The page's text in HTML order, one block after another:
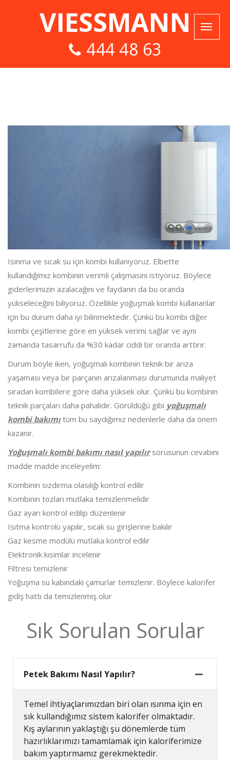
VIESSMANN
444 48 63
Isınma ve sıcak su için kombi kullanıyoruz. Elbette
kullandığımız kombinin verimli çalışmasını istiyoruz. Böylece
giderlerimizin azalacağını ve faydanın da bu oranda
yükseleceğini biliyoruz. Özellikle yoğuşmalı kombi kullananlar
için bu durum daha iyi bilinmektedir. Çünkü bu kombi diğer
kombi çeşitlerine göre en yüksek verimi sağlar ve aynı
zamanda tasarrufu da %30 kadar ciddi bir oranda arttırır.
Durum böyle iken, yoğuşmalı kombinin teknik bir arıza
yaşaması veya bir parçanın arızalanması durumunda maliyet
sıradan kombilere göre daha yüksek olur. Çünkü bu kombinin
teknik parçaları daha pahalıdır. Görüldüğü gibi yoğuşmalı
kombi bakımıtüm bu saydığımız nedenlerle daha da önem
kazanır.
Yoğuşmalı kombi bakımı nasıl yapılırsorusunun cevabını
madde madde inceleyelim:
Kombinin sızdırma olasılığı kontrol edilir
Kombinin tozları mutlaka temizlenmelidir
Gaz ayarı kontrol edilip düzenlenir
Isıtma kontrolü yapılır, sıcak su girişlerine bakılır
Gaz kesme modülü mutlaka kontrol edilir
Elektronik kısımlar incelenir
Filtresi temizlenir
Yoğuşma su kabındaki çamurlar temizlenir. Böylece kalorifer
gidiş hattı da temizlenmiş olur
Sık Sorulan Sorular
Petek Bakımı Nasıl Yapılır?
Temel ihtiyaçlarımızdan biri olan ısınma için en
sık kullandığımız sistem kalorifer olmaktadır.
Kış aylarının yaklaştığı şu dönemlerde tüm
hazırlıklarımızı tamamlamak için kaloriferimize
bakım yaptırmamız gerekmektedir.